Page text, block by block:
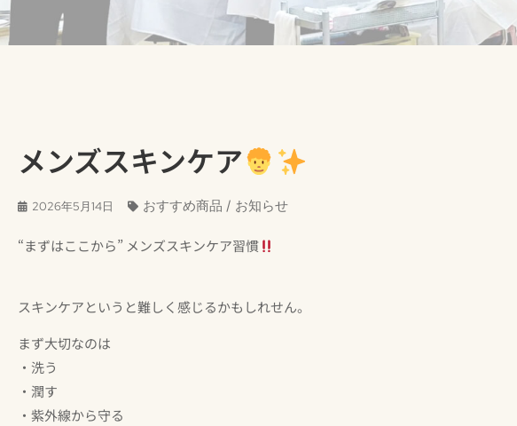
メンズスキンケア
2026年5月14日 おすすめ商品 / お知らせ
“まずはここから” メンズスキンケア習慣
スキンケアというと難しく感じるかもしれせん。
まず大切なのは
・洗う
・潤す
・紫外線から守る